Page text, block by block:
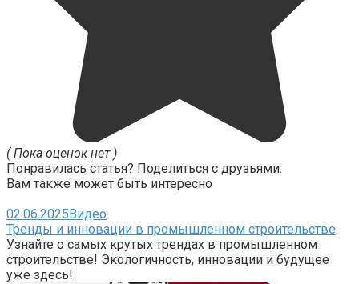
( Пока оценок нет )
Понравилась статья? Поделиться с друзьями:
Вам также может быть интересно
02.06.2025 Видео
Тренды и инновации в промышленном строительстве
Узнайте о самых крутых трендах в промышленном
строительстве! Экологичность, инновации и будущее
уже здесь!